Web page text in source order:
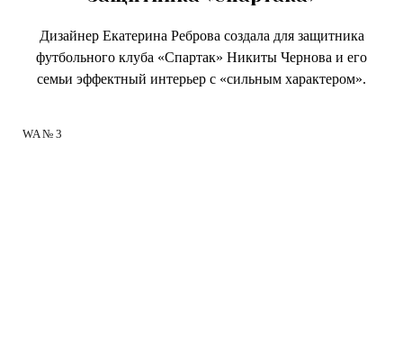
Дизайнер Екатерина Реброва создала для защитника
футбольного клуба «Спартак» Никиты Чернова и его
семьи эффектный интерьер с «сильным характером».
WA № 3